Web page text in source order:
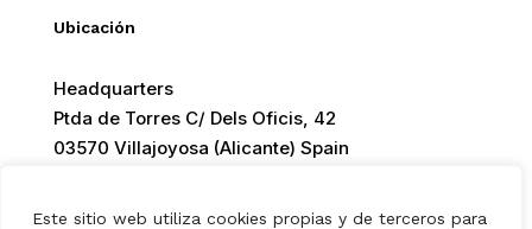
Este sitio web utiliza cookies propias y de terceros para
Ubicación
Headquarters
Ptda de Torres C/ Dels Oficis, 42
03570 Villajoyosa (Alicante) Spain